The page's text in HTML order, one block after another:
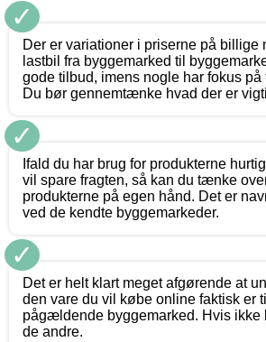
✓
Der er variationer i priserne på billige
lastbil fra byggemarked til
gode tilbud, imens nogle har fokus på
Du bør gennemtænke hvad der er
✓
Ifald du har brug for produkterne
vil spare fragten, så kan du tænke
produkterne på egen hånd. Det er
ved de kendte byggemarkeder.
✓
Det er helt klart meget afgørende at
den vare du vil købe online faktisk er
pågældende byggemarked. Hvis ikke
de andre.